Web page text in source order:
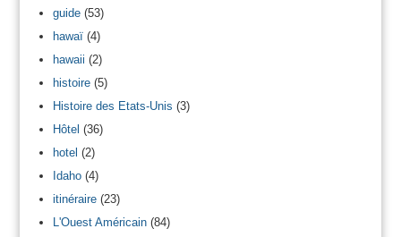
guide(53)
hawaï(4)
hawaii (2)
histoire(5)
Histoire des Etats-Unis (3)
Hôtel (36)
hotel (2)
Idaho(4)
itinéraire(23)
L'Ouest Américain(84)